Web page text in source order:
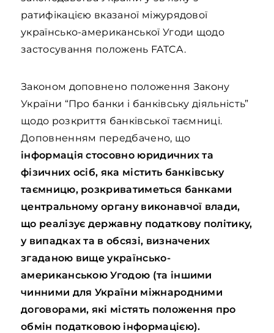
ратифікацією вказаної міжурядової
українсько-американської Угоди щодо
застосування положень FATCA.
Законом доповнено положення Закону
України “Про банки і банківську діяльність”
щодо розкриття банківської таємниці.
Доповненням передбачено, що
інформація стосовно юридичних та
фізичних осіб, яка містить банківську
таємницю, розкриватиметься банками
центральному органу виконавчої влади,
що реалізує державну податкову політику,
у випадках та в обсязі, визначених
згаданою вище українсько-
американською Угодою (та іншими
чинними для України міжнародними
договорами, які містять положення про
обмін податковою інформацією).